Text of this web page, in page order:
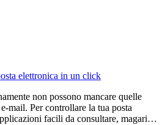
elettronica in un click
non possono mancare quelle
mail. Per controllare la tua posta
facili da consultare, magari…